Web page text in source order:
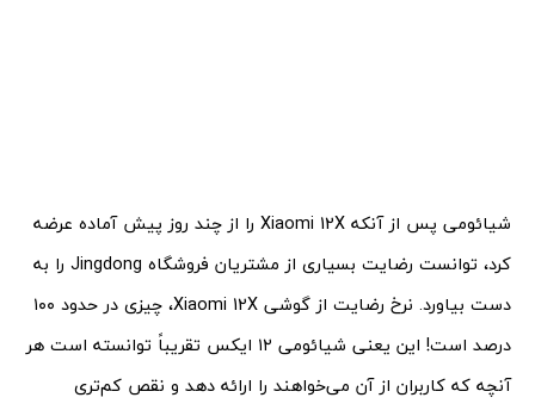
شیائومی پس از آنکه Xiaomi 12X را از چند روز پیش آماده عرضه
کرد، توانست رضایت بسیاری از مشتریان فروشگاه Jingdong را به
دست بیاورد. نرخ رضایت از گوشی Xiaomi 12X، چیزی در حدود ۱۰۰
درصد است! این یعنی شیائومی ۱۲ ایکس تقریباً توانسته است هر
آنچه که کاربران از آن می‌خواهند را ارائه دهد و نقص کم‌تری